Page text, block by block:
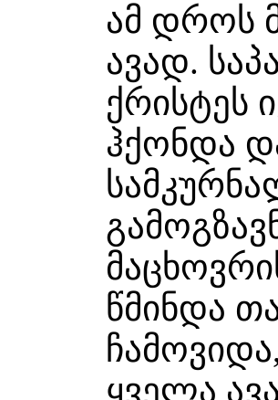
ამ დროს
ავად.
ქრისტეს
ჰქონდა
წმინდა
ყველა